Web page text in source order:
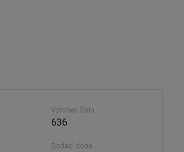
Výrobek číslo
636
Dodací doba.